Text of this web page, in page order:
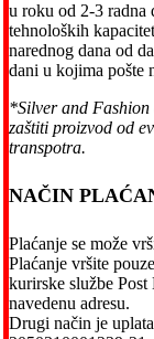
u roku od 2-3 radna
tehnoloških
narednog dana od
dani u kojima pošte
*Silver and Fashion
zaštiti proizvod od
transpotra.
NAČIN
Plaćanje se može
Plaćanje vršite
kurirske službe Post
navedenu adresu.
Drugi način je